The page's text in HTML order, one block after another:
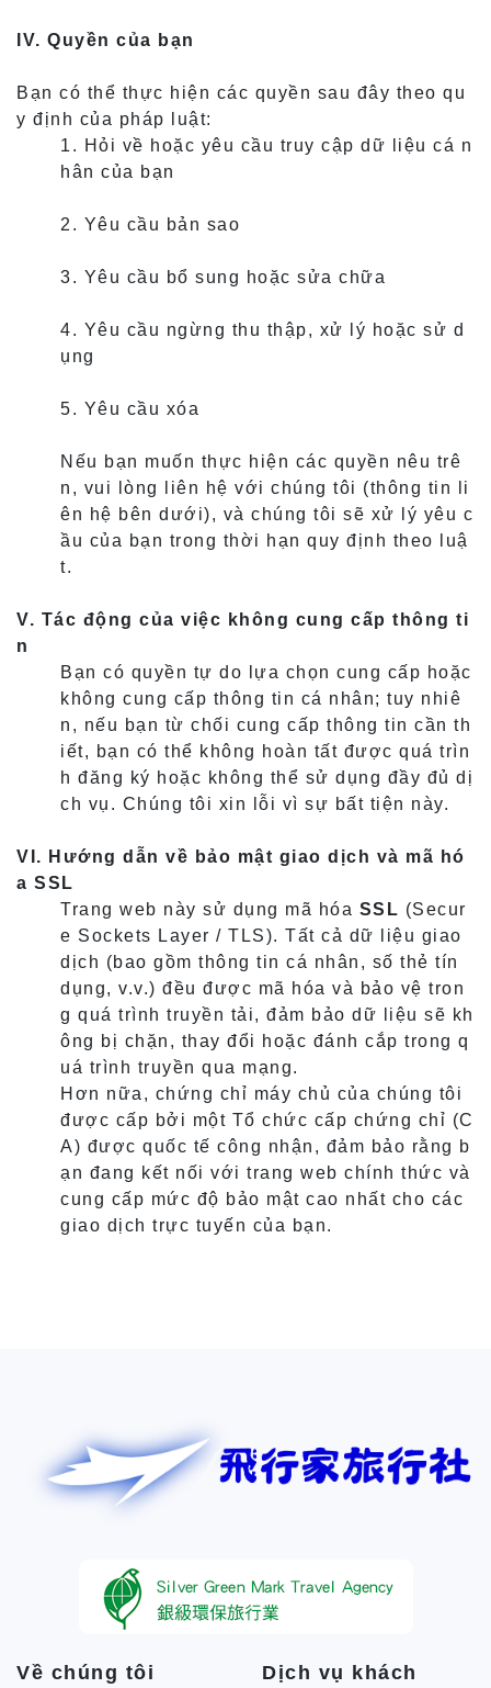
IV. Quyền của bạn
Bạn có thể thực hiện các quyền sau đây theo qu
y định của pháp luật:
1. Hỏi về hoặc yêu cầu truy cập dữ liệu cá n
hân của bạn
2. Yêu cầu bản sao
3. Yêu cầu bổ sung hoặc sửa chữa
4. Yêu cầu ngừng thu thập, xử lý hoặc sử d
ụng
5. Yêu cầu xóa
Nếu bạn muốn thực hiện các quyền nêu trê
n, vui lòng liên hệ với chúng tôi (thông tin li
ên hệ bên dưới), và chúng tôi sẽ xử lý yêu c
ầu của bạn trong thời hạn quy định theo luậ
t.
V. Tác động của việc không cung cấp thông ti
n
Bạn có quyền tự do lựa chọn cung cấp hoặc
không cung cấp thông tin cá nhân; tuy nhiê
n, nếu bạn từ chối cung cấp thông tin cần th
iết, bạn có thể không hoàn tất được quá trìn
h đăng ký hoặc không thể sử dụng đầy đủ dị
ch vụ. Chúng tôi xin lỗi vì sự bất tiện này.
VI. Hướng dẫn về bảo mật giao dịch và mã hó
a SSL
Trang web này sử dụng mã hóa SSL (Secur
e Sockets Layer / TLS). Tất cả dữ liệu giao
dịch (bao gồm thông tin cá nhân, số thẻ tín
dụng, v.v.) đều được mã hóa và bảo vệ tron
g quá trình truyền tải, đảm bảo dữ liệu sẽ kh
ông bị chặn, thay đổi hoặc đánh cắp trong q
uá trình truyền qua mạng.
Hơn nữa, chứng chỉ máy chủ của chúng tôi
được cấp bởi một Tổ chức cấp chứng chỉ (C
A) được quốc tế công nhận, đảm bảo rằng b
ạn đang kết nối với trang web chính thức và
cung cấp mức độ bảo mật cao nhất cho các
giao dịch trực tuyến của bạn.
Về chúng tôi
Dịch vụ khách